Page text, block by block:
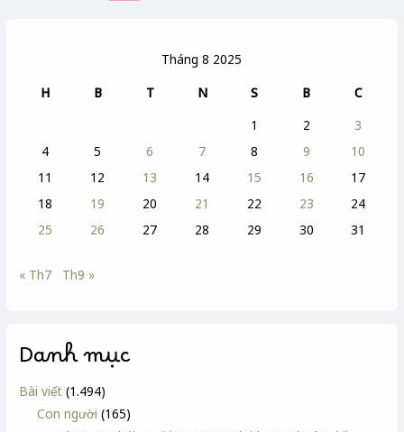
Tháng 8 2025
H
B T N S B
C
1
2
3
4
5 6 7 8 9
10
11
12 13 14 15 16
17
18
19 20 21 22 23
24
25
26 27 28 29 30 31
« Th7 Th9 »
Danh mục
Bài viết (1.494)
Con người (165)